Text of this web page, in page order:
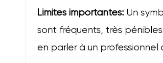
Limites importantes: Un
sont fréquents, très
en parler à un professionnel